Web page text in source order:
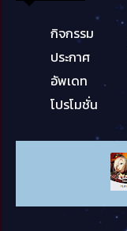
กิจกรรม
ประกาศ
อัพเดท
โปรโมชั่น